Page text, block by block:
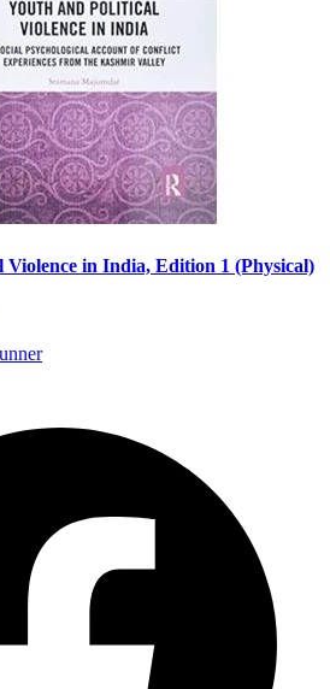
Violence in India, Edition 1 (Physical)